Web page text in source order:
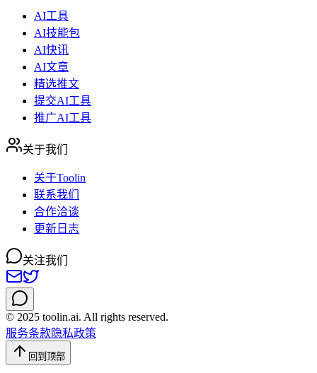
AI工具
AI技能包
AI快讯
AI文章
精选推文
提交AI工具
推广AI工具
关于我们
关于Toolin
联系我们
合作洽谈
更新日志
关注我们
© 2025 toolin.ai. All rights reserved.
服务条款隐私政策
回到顶部